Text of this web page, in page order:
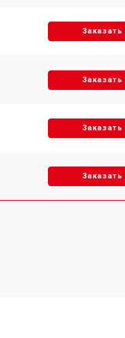
Заказать
Заказать
Заказать
Заказать